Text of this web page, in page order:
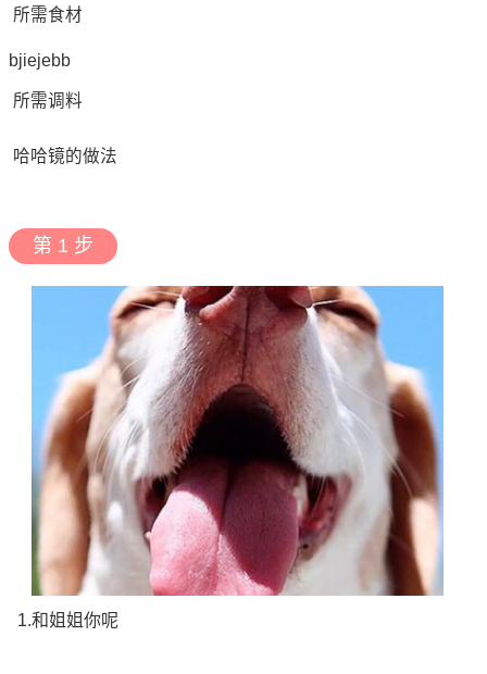
所需食材
bjiejebb
所需调料
哈哈镜的做法
第 1 步
1.和姐姐你呢